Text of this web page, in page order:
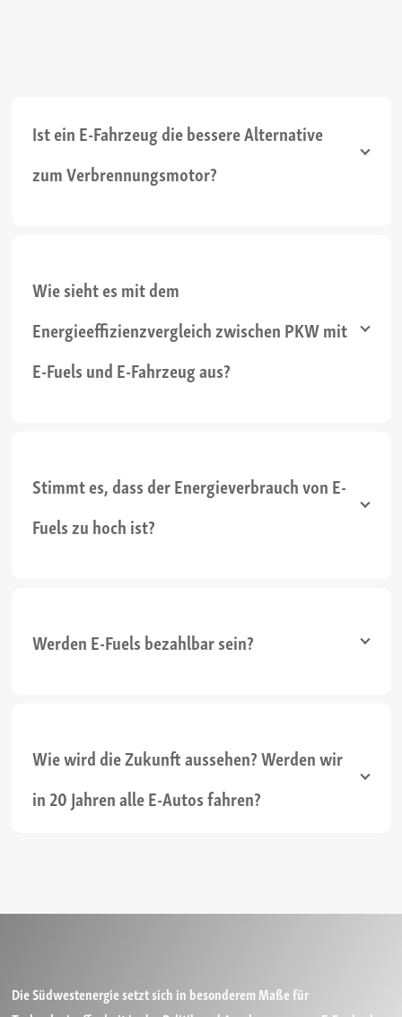
Ist ein E-Fahrzeug die bessere Alternative
zum Verbrennungsmotor?
Wie sieht es mit dem
Energieeffizienzvergleich zwischen PKW mit
E-Fuels und E-Fahrzeug aus?
Stimmt es, dass der Energieverbrauch von E-
Fuels zu hoch ist?
Werden E-Fuels bezahlbar sein?
Wie wird die Zukunft aussehen? Werden wir
in 20 Jahren alle E-Autos fahren?
Die Südwestenergie setzt sich in besonderem Maße für